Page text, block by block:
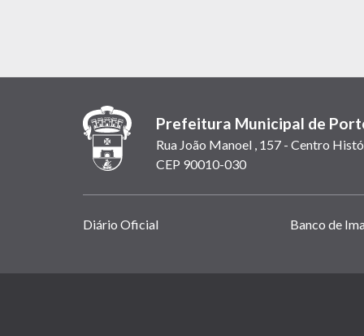
Prefeitura Municipal de
Rua João Manoel , 157 - Centro
CEP 90010-030
Links
Diário Oficial Banco de